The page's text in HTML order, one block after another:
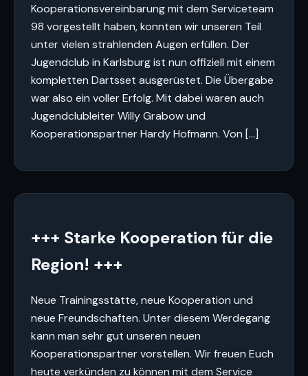
Kooperationsvereinbarung mit dem Serviceteam
98 vorgestellt haben, konnten wir unseren Teil
unter vielen strahlenden Augen erfüllen. Der
Jugendclub in Karlsburg ist nun offiziell mit einem
kompletten Dartsset ausgerüstet. Die Übergabe
war also ein voller Erfolg. Mit dabei waren auch
Jugendclubleiter Willy Grabow und
Kooperationspartner Hardy Hofmann. Von […]
+++ Starke Kooperation für die
Region! +++
Neue Trainingsstätte, neue Kooperation und
neue Freundschaften. Unter diesem Werdegang
kann man sehr gut unseren neuen
Kooperationspartner vorstellen. Wir freuen Euch
heute verkünden zu können mit dem Service